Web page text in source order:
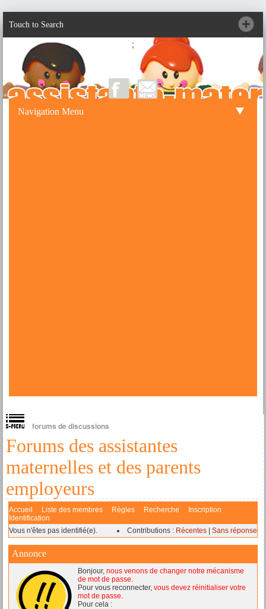
Touch to Search
;
Navigation Menu
forums de discussions
Forums des assistantes
maternelles et des parents
employeurs
Accueil Liste des membres Règles Recherche
Inscription
Identification
Vous n'êtes pas identifié(e).
Contributions : Récentes Sans réponse
Annonce
Bonjour, nous venons de changer notre mécanisme
de mot de passe.
Pour vous reconnecter, vous devez réinitialiser votre
mot de passe.
Pour cela :